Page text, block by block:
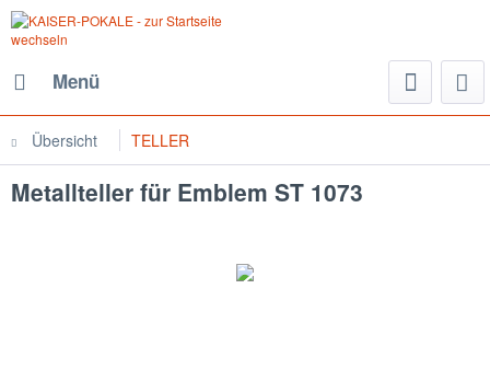
Menü
Übersicht TELLER
Metallteller für Emblem ST 1073